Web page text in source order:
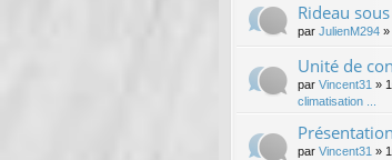
Rideau
par JulienM294 »
Unité de
par Vincent31 »
climatisation ...
par Vincent31 »